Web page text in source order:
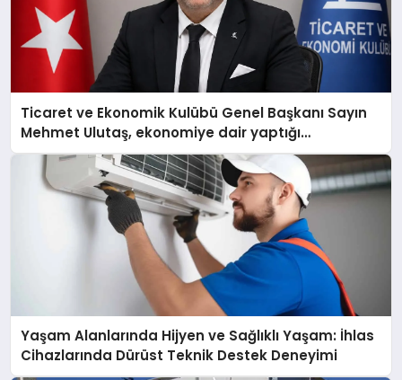
Ticaret ve Ekonomik Kulübü Genel Başkanı Sayın
Mehmet Ulutaş, ekonomiye dair yaptığı
açıklamada şunları kaydetti:
Yaşam Alanlarında Hijyen ve Sağlıklı Yaşam: İhlas
Cihazlarında Dürüst Teknik Destek Deneyimi